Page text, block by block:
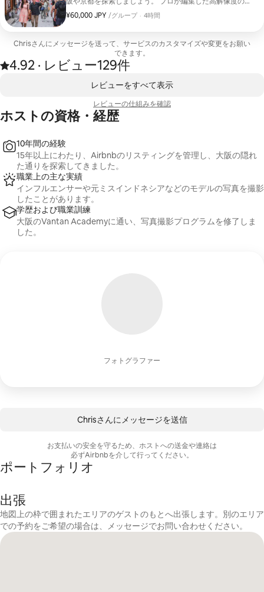
真を100枚以上お届けします。 ポートレート写真、自然な
瞬間の写真、旅行を自然に捉えたライフスタイル写真が含
いいたします。 伝統的な場所、トレンディな場所、穴場、
象徴的な名所。初めての写真撮影でも歓迎です。あらゆる
段階でお手伝いします。3～5日でお届けします。
¥60,000 JPY /グループ
グループ1組あたり¥60,000 JPYです。
、 · 4時間
Chrisさんにメッセージを送って、サ⁠ー⁠ビ⁠スのカ⁠ス⁠タ⁠マ⁠イ⁠ズや変⁠更をお⁠願⁠い
で⁠き⁠ま⁠す⁠。
全129件のレビューに基づき、5つ星評価で4.92と評価されています
4.92
、 · レビュー129件
レビューをすべて表示
レビューの仕⁠組⁠み⁠を確⁠認
ホストの資格・経歴
フォトグラファー
10年間の経験
15年以上にわたり、Airbnbのリスティングを管理し、大阪の隠れ
た通りを探索してきました。
職業上の主な実績
インフルエンサーや元ミスインドネシアなどのモデルの写真を撮影
したことがあります。
学歴および職業訓練
大阪のVantan Academyに通い、写真撮影プログラムを修了しま
した。
Chrisさんにメ⁠ッ⁠セ⁠ー⁠ジを送⁠信
お支払いの安⁠全を守⁠る⁠た⁠め⁠、ホ⁠ス⁠ト⁠へ⁠の送⁠金⁠や連⁠絡⁠は
必⁠ずAirbnb⁠を介⁠し⁠て行⁠っ⁠てく⁠だ⁠さ⁠い⁠。
ポートフォリオ
出張
地図上の枠で囲まれたエリアのゲストのもとへ出張します。別のエリア
での予約をご⁠希⁠望の場⁠合⁠は⁠、メ⁠ッ⁠セ⁠ー⁠ジ⁠でお⁠問⁠い⁠合⁠わ⁠せ⁠く⁠だ⁠さ⁠い⁠。